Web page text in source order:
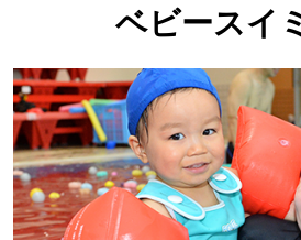
ベビースイ